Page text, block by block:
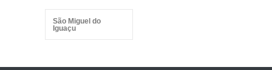
São Miguel do
Iguaçu